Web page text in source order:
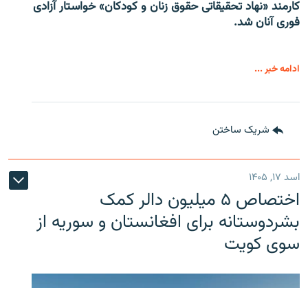
کارمند «نهاد تحقیقاتی حقوق زنان و کودکان» خواستار آزادی
فوری آنان شد.
ادامه خبر ...
شریک ساختن
اسد ۱۷, ۱۴۰۵
اختصاص ۵ میلیون دالر کمک
بشردوستانه برای افغانستان و سوریه از
سوی کویت